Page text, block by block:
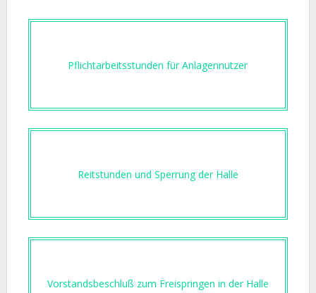
Pflichtarbeitsstunden für Anlagennutzer
Reitstunden und Sperrung der Halle
Vorstandsbeschluß zum Freispringen in der Halle